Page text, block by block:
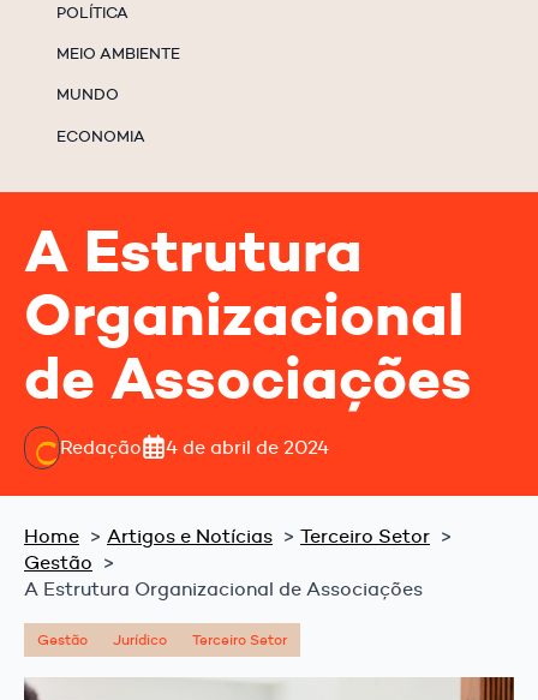
POLÍTICA
MEIO AMBIENTE
MUNDO
ECONOMIA
A Estrutura
Organizacional
de Associações
Redação 4 de abril de 2024
Home Artigos e Notícias
Terceiro Setor
Gestão
A Estrutura Organizacional de Associações
Gestão Jurídico Terceiro Setor